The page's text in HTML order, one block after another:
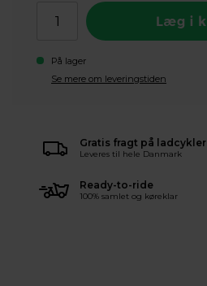
På lager
Se mere om leveringstiden
Gratis fragt på ladcykler
Leveres til hele Danmark
Ready-to-ride
100% samlet og køreklar